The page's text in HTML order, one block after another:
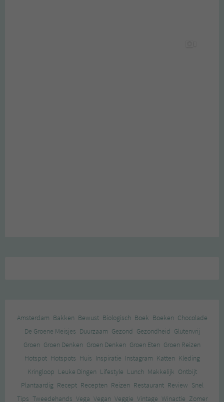
Amsterdam Bakken Bewust Biologisch Boek Boeken Chocolade
De Groene Meisjes Duurzaam Gezond Gezondheid Glutenvrij
Groen Groen Denken Groen Denken Groen Eten Groen Reizen
Hotspot Hotspots Huis Inspiratie Instagram Katten Kleding
Kringloop Leuke Dingen Lifestyle Lunch Makkelijk Ontbijt
Plantaardig Recept Recepten Reizen Restaurant Review Snel
Tips Tweedehands Vega Vegan Veggie Vintage Winactie Zomer